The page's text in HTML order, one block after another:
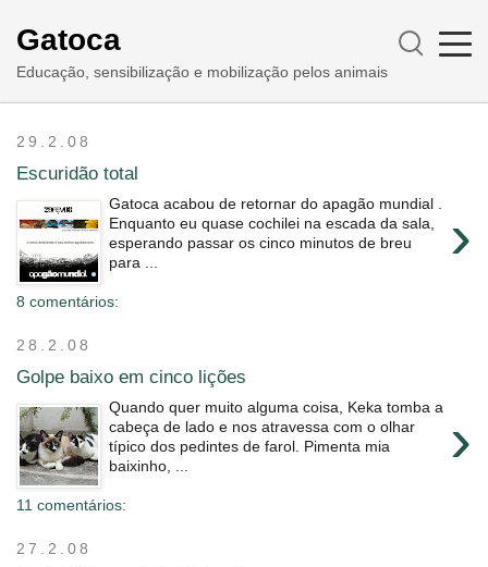
Gatoca
Educação, sensibilização e mobilização pelos animais
29.2.08
Escuridão total
›
Gatoca acabou de retornar do apagão mundial .
Enquanto eu quase cochilei na escada da sala,
esperando passar os cinco minutos de breu
para ...
8 comentários:
28.2.08
Golpe baixo em cinco lições
›
Quando quer muito alguma coisa, Keka tomba a
cabeça de lado e nos atravessa com o olhar
típico dos pedintes de farol. Pimenta mia
baixinho, ...
11 comentários:
27.2.08